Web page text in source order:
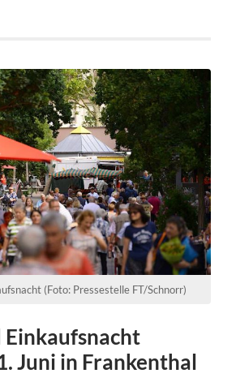
(Foto: Pressestelle FT/Schnorr)
Einkaufsnacht
Juni in Frankenthal